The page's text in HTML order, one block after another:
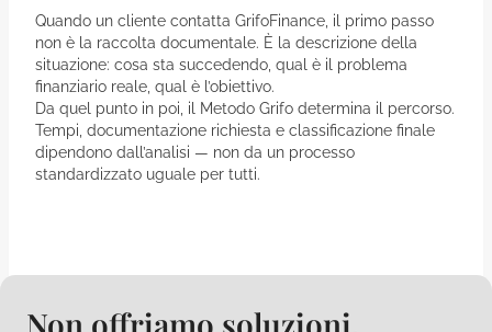
Quando un cliente contatta GrifoFinance, il primo passo
non è la raccolta documentale. È la descrizione della
situazione: cosa sta succedendo, qual è il problema
finanziario reale, qual è l’obiettivo.
Da quel punto in poi, il Metodo Grifo determina il percorso.
Tempi, documentazione richiesta e classificazione finale
dipendono dall’analisi — non da un processo
standardizzato uguale per tutti.
Non offriamo soluzioni.